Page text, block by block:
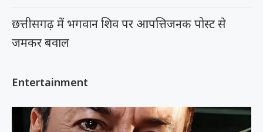
छत्तीसगढ़ में भगवान शिव पर आपत्तिजनक पोस्ट से
जमकर बवाल
Entertainment